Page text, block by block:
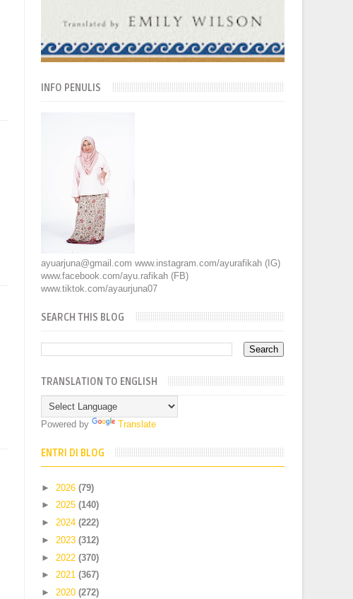
INFO PENULIS
ayuarjuna@gmail.com www.instagram.com/ayurafikah (IG)
www.facebook.com/ayu.rafikah (FB)
www.tiktok.com/ayaurjuna07
SEARCH THIS BLOG
TRANSLATION TO ENGLISH
Powered by Translate
ENTRI DI BLOG
► 2026(79)
►2025(140)
►2024(222)
► 2023(312)
► 2022(370)
►2021(367)
►2020(272)